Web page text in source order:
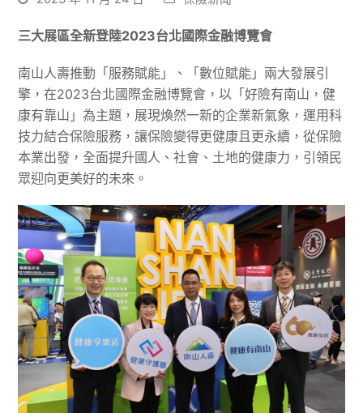
三大展區全新登陸2023台北國際金融博覽會
南山人壽推動「服務賦能」、「數位賦能」兩大發展引
擎，在2023台北國際金融博覽會，以「好險有南山，健
康有靠山」為主題，展現煥然一新的企業新氣象，運用科
技力結合保險服務，讓保險變得更健康且更永續，從保險
本業出發，全面提升國人、社會、土地的健康力，引領民
眾迎向更美好的未來。